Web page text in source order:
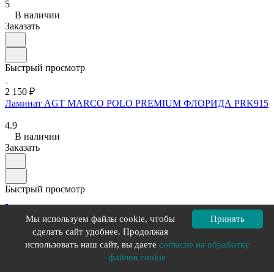
5
В наличии
Заказать
Быстрый просмотр
2 150 ₽
Ламинат AGT MARСO POLO PREMIUM ФЛОРИДА PRK915
4.9
В наличии
Заказать
Быстрый просмотр
Ламинат AGT EFFECT ELEGANCE Атлас PRK913
Принять
Мы используем файлы cookie, чтобы
сделать сайт удобнее. Продолжая
использовать наш сайт, вы даете согласие на обработку
файлов cookie